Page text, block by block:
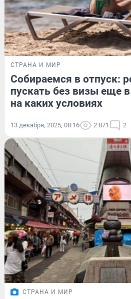
СТРАНА И МИР
Собираемся в отпуск:
пускать без визы еще
на каких условиях
13 декабря, 2025, 08:16 2 871 2
СТРАНА И МИР